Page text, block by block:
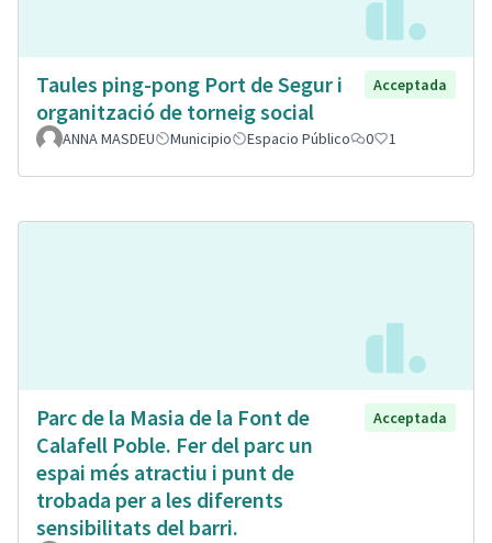
Taules ping-pong Port de Segur i
organització de torneig social
Acceptada
ANNA MASDEU Municipio Espacio Público 0 1
Parc de la Masia de la Font de
Calafell Poble. Fer del parc un
espai més atractiu i punt de
trobada per a les diferents
sensibilitats del barri.
Acceptada